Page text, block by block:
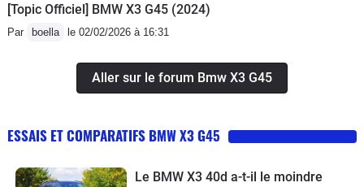
[Topic Officiel] BMW X3 G45 (2024)
Par boella le 02/02/2026 à 16:31
Aller sur le forum Bmw X3 G45
ESSAIS ET COMPARATIFS BMW X3 G45
Le BMW X3 40d a-t-il le moindre